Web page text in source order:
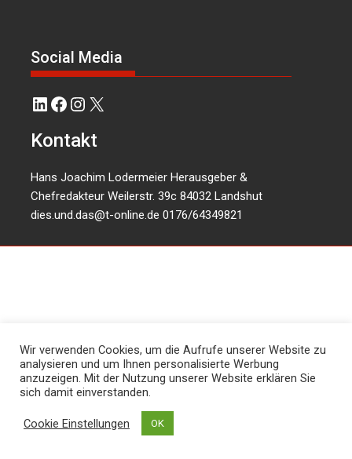
Social Media
LinkedIn
Facebook
Instagram
X
Kontakt
Hans Joachim Lodermeier Herausgeber &
Chefredakteur Weilerstr. 39c 84032 Landshut
dies.und.das@t-online.de 0176/64349821
Wir verwenden Cookies, um die Aufrufe unserer Website zu
analysieren und um Ihnen personalisierte Werbung
anzuzeigen. Mit der Nutzung unserer Website erklären Sie
sich damit einverstanden.
Cookie Einstellungen OK